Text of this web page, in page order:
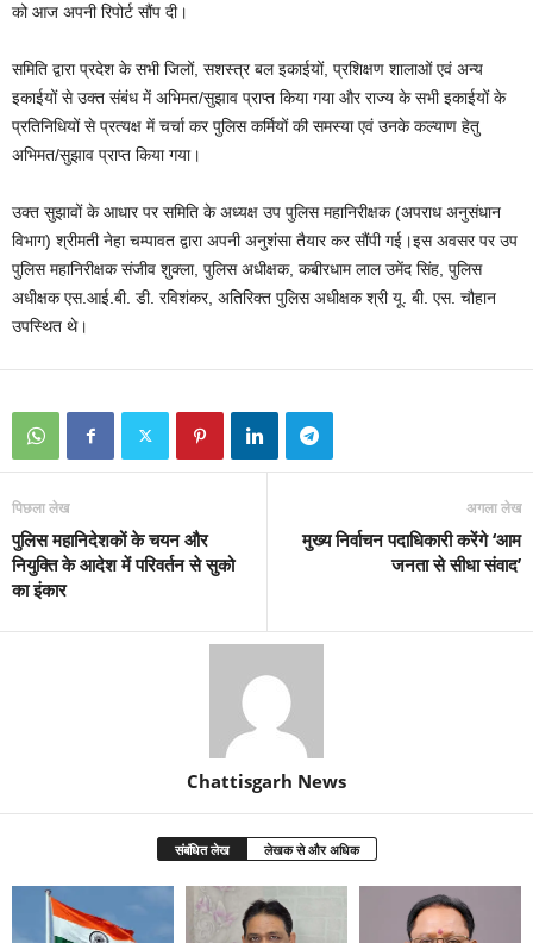
को आज अपनी रिपोर्ट सौंप दी।
समिति द्वारा प्रदेश के सभी जिलों, सशस्त्र बल इकाईयों, प्रशिक्षण शालाओं एवं अन्य
इकाईयों से उक्त संबंध में अभिमत/सुझाव प्राप्त किया गया और राज्य के सभी इकाईयों के
प्रतिनिधियों से प्रत्यक्ष में चर्चा कर पुलिस कर्मियों की समस्या एवं उनके कल्याण हेतु
अभिमत/सुझाव प्राप्त किया गया।
उक्त सुझावों के आधार पर समिति के अध्यक्ष उप पुलिस महानिरीक्षक (अपराध अनुसंधान
विभाग) श्रीमती नेहा चम्पावत द्वारा अपनी अनुशंसा तैयार कर सौंपी गई।इस अवसर पर उप
पुलिस महानिरीक्षक संजीव शुक्ला, पुलिस अधीक्षक, कबीरधाम लाल उमेंद सिंह, पुलिस
अधीक्षक एस.आई.बी. डी. रविशंकर, अतिरिक्त पुलिस अधीक्षक श्री यू. बी. एस. चौहान
उपस्थित थे।
पिछला लेख
पुलिस महानिदेशकों के चयन और
नियुक्ति के आदेश में परिवर्तन से सुको
का इंकार
अगला लेख
मुख्य निर्वाचन पदाधिकारी करेंगे ‘आम
जनता से सीधा संवाद’
Chattisgarh News
संबंधित लेख लेखक से और अधिक